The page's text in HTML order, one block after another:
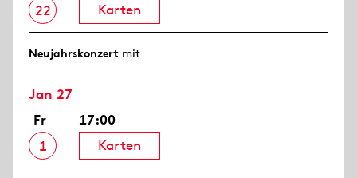
22
Karten
Neujahrs­konzert mit
Jan 27
Fr
1
17:00
Karten